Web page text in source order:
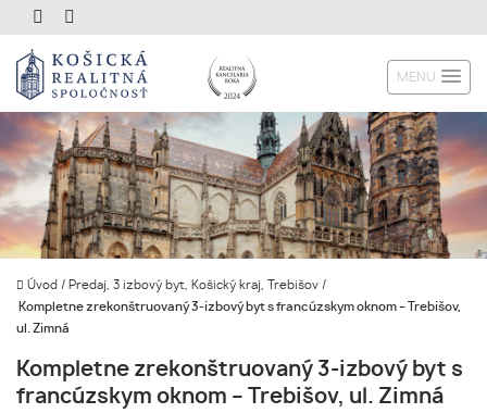
MENU
Úvod / Predaj, 3 izbový byt, Košický kraj, Trebišov /
Kompletne zrekonštruovaný 3-izbový byt s francúzskym oknom – Trebišov,
ul. Zimná
Kompletne zrekonštruovaný 3-izbový byt s
francúzskym oknom – Trebišov, ul. Zimná